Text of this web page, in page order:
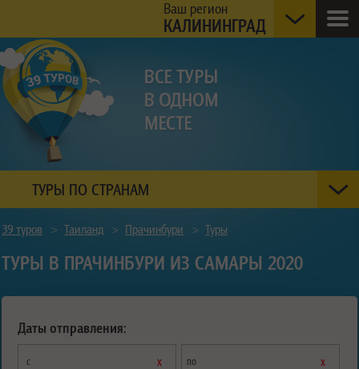
Ваш регион
КАЛИНИНГРАД
ТУРЫ ПО СТРАНАМ
39 туров > Таиланд > Прачинбури > Туры
ТУРЫ В ПРАЧИНБУРИ ИЗ САМАРЫ 2020
Даты отправления:
с х по х